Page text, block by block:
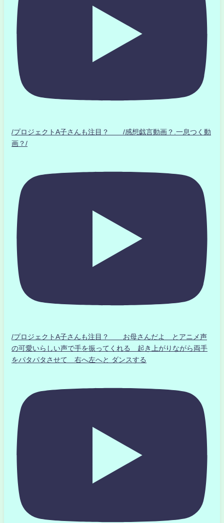
/プロジェクトA子さんも注目？ /感想戯言動画？.一息つく動
画？/
/プロジェクトA子さんも注目？ お母さんだよ とアニメ声
の可愛いらしい声で手を振ってくれる 起き上がりながら両手
をパタパタさせて 右へ左へと ダンスする